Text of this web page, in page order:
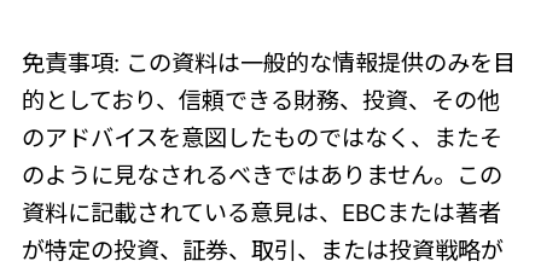
免責事項: この資料は一般的な情報提供のみを目
的としており、信頼できる財務、投資、その他
のアドバイスを意図したものではなく、またそ
のように見なされるべきではありません。この
資料に記載されている意見は、EBCまたは著者
が特定の投資、証券、取引、または投資戦略が